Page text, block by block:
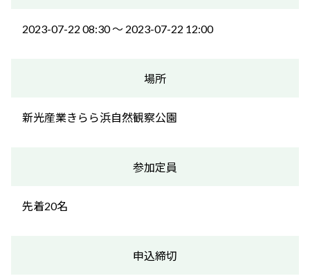
2023-07-22 08:30 〜 2023-07-22 12:00
場所
新光産業きらら浜自然観察公園
参加定員
先着20名
申込締切